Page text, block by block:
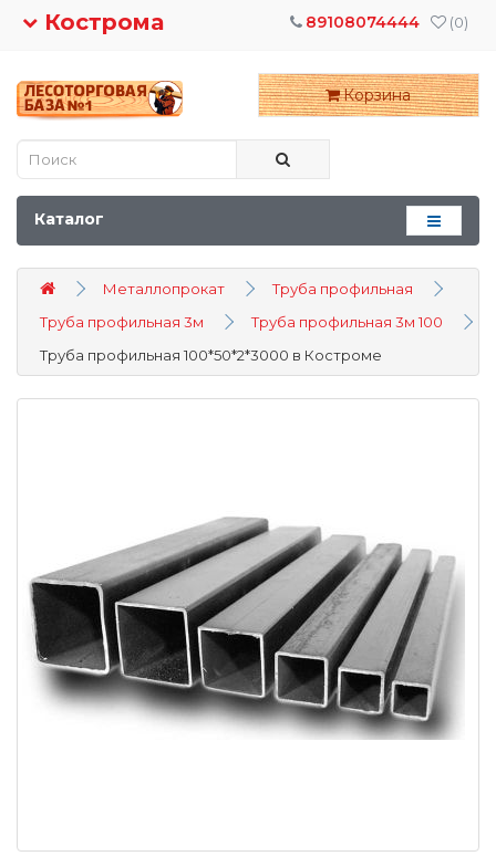
Кострома (0)
89108074444
Корзина
Каталог
Металлопрокат
Труба профильная
Труба профильная 3м
Труба профильная 3м 100
Труба профильная 100*50*2*3000 в Костроме